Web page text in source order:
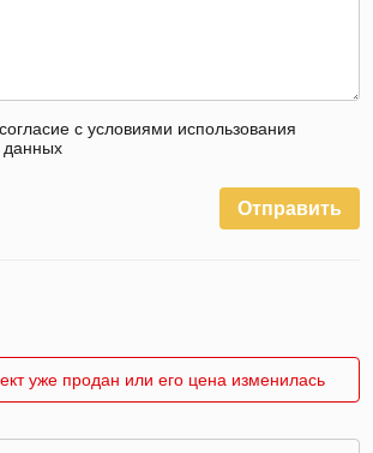
с условиями использования
данных
Отправить
уже продан или его цена изменилась